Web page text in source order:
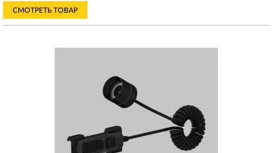
СМОТРЕТЬ ТОВАР